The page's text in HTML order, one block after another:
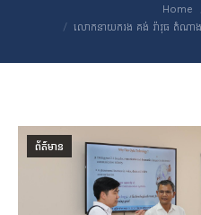
Home
លោកនាយករង គង់ រ៉ាវុធ តំណាង
ព័ត៌មាន